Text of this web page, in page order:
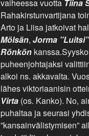
vaiheessa vuotta Tiina
Rahakirstunvartijana
Arto ja Liisa jatkoivat
Mölsän,Jorma
Rönkön
puheenjohtajaksi
alkoi ns. akkavalta.
lähes viktoriaanisin
Virta (os. Kanko). No,
puhaltaa ja seurasi
”kansainvälistymisen”